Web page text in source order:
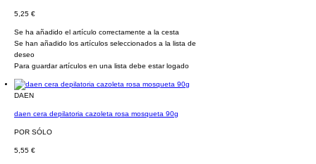
5,25 €
Se ha añadido el artículo correctamente a la cesta
Se han añadido los artículos seleccionados a la lista de
deseo
Para guardar artículos en una lista debe estar logado
DAEN
daen cera depilatoria cazoleta rosa mosqueta 90g
POR SÓLO
5,55 €